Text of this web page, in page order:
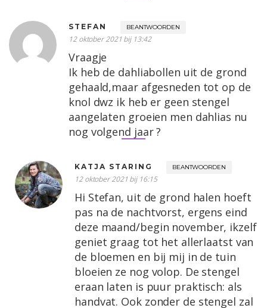
STEFAN BEANTWOORDEN
12 oktober 2021 bij 13:42
Vraagje
Ik heb de dahliabollen uit de grond
gehaald,maar afgesneden tot op de
knol dwz ik heb er geen stengel
aangelaten groeien men dahlias nu
nog volgend jaar ?
KATJA STARING BEANTWOORDEN
12 oktober 2021 bij 16:15
Hi Stefan, uit de grond halen hoeft
pas na de nachtvorst, ergens eind
deze maand/begin november, ikzelf
geniet graag tot het allerlaatst van
de bloemen en bij mij in de tuin
bloeien ze nog volop. De stengel
eraan laten is puur praktisch: als
handvat. Ook zonder de stengel zal